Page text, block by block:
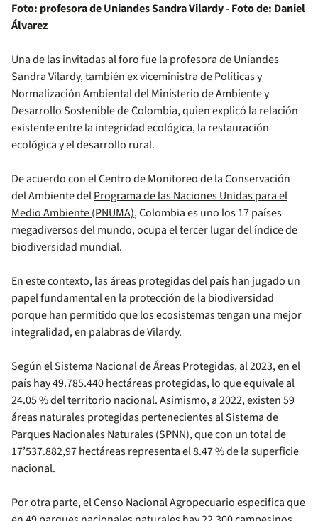
Foto: profesora de Uniandes Sandra Vilardy - Foto de: Daniel
Álvarez
Una de las invitadas al foro fue la profesora de Uniandes
Sandra Vilardy, también ex viceministra de Políticas y
Normalización Ambiental del Ministerio de Ambiente y
Desarrollo Sostenible de Colombia, quien explicó la relación
existente entre la integridad ecológica, la restauración
ecológica y el desarrollo rural.
De acuerdo con el Centro de Monitoreo de la Conservación
del Ambiente delPrograma de las Naciones Unidas para el
Medio Ambiente (PNUMA), Colombia es uno los 17 países
megadiversos del mundo, ocupa el tercer lugar del índice de
biodiversidad mundial.
En este contexto, las áreas protegidas del país han jugado un
papel fundamental en la protección de la biodiversidad
porque han permitido que los ecosistemas tengan una mejor
integralidad, en palabras de Vilardy.
Según el Sistema Nacional de Áreas Protegidas, al 2023, en el
país hay 49.785.440 hectáreas protegidas, lo que equivale al
24.05 % del territorio nacional. Asimismo, a 2022, existen 59
áreas naturales protegidas pertenecientes al Sistema de
Parques Nacionales Naturales (SPNN), que con un total de
17’537.882,97 hectáreas representa el 8.47 % de la superficie
nacional.
Por otra parte, el Censo Nacional Agropecuario especifica que